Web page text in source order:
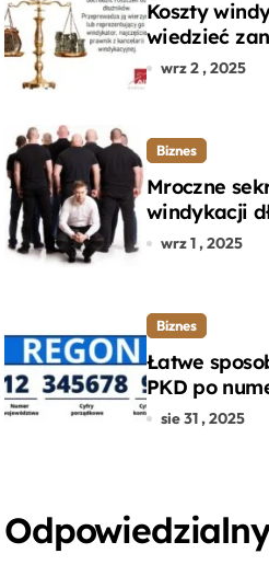
Koszty
wiedzieć
zdecydujesz
wrz 2 , 2025
Biznes
Mroczne
windykacji
wrz 1 , 2025
Biznes
Łatwe
PKD po
kilku
sie 31 , 2025